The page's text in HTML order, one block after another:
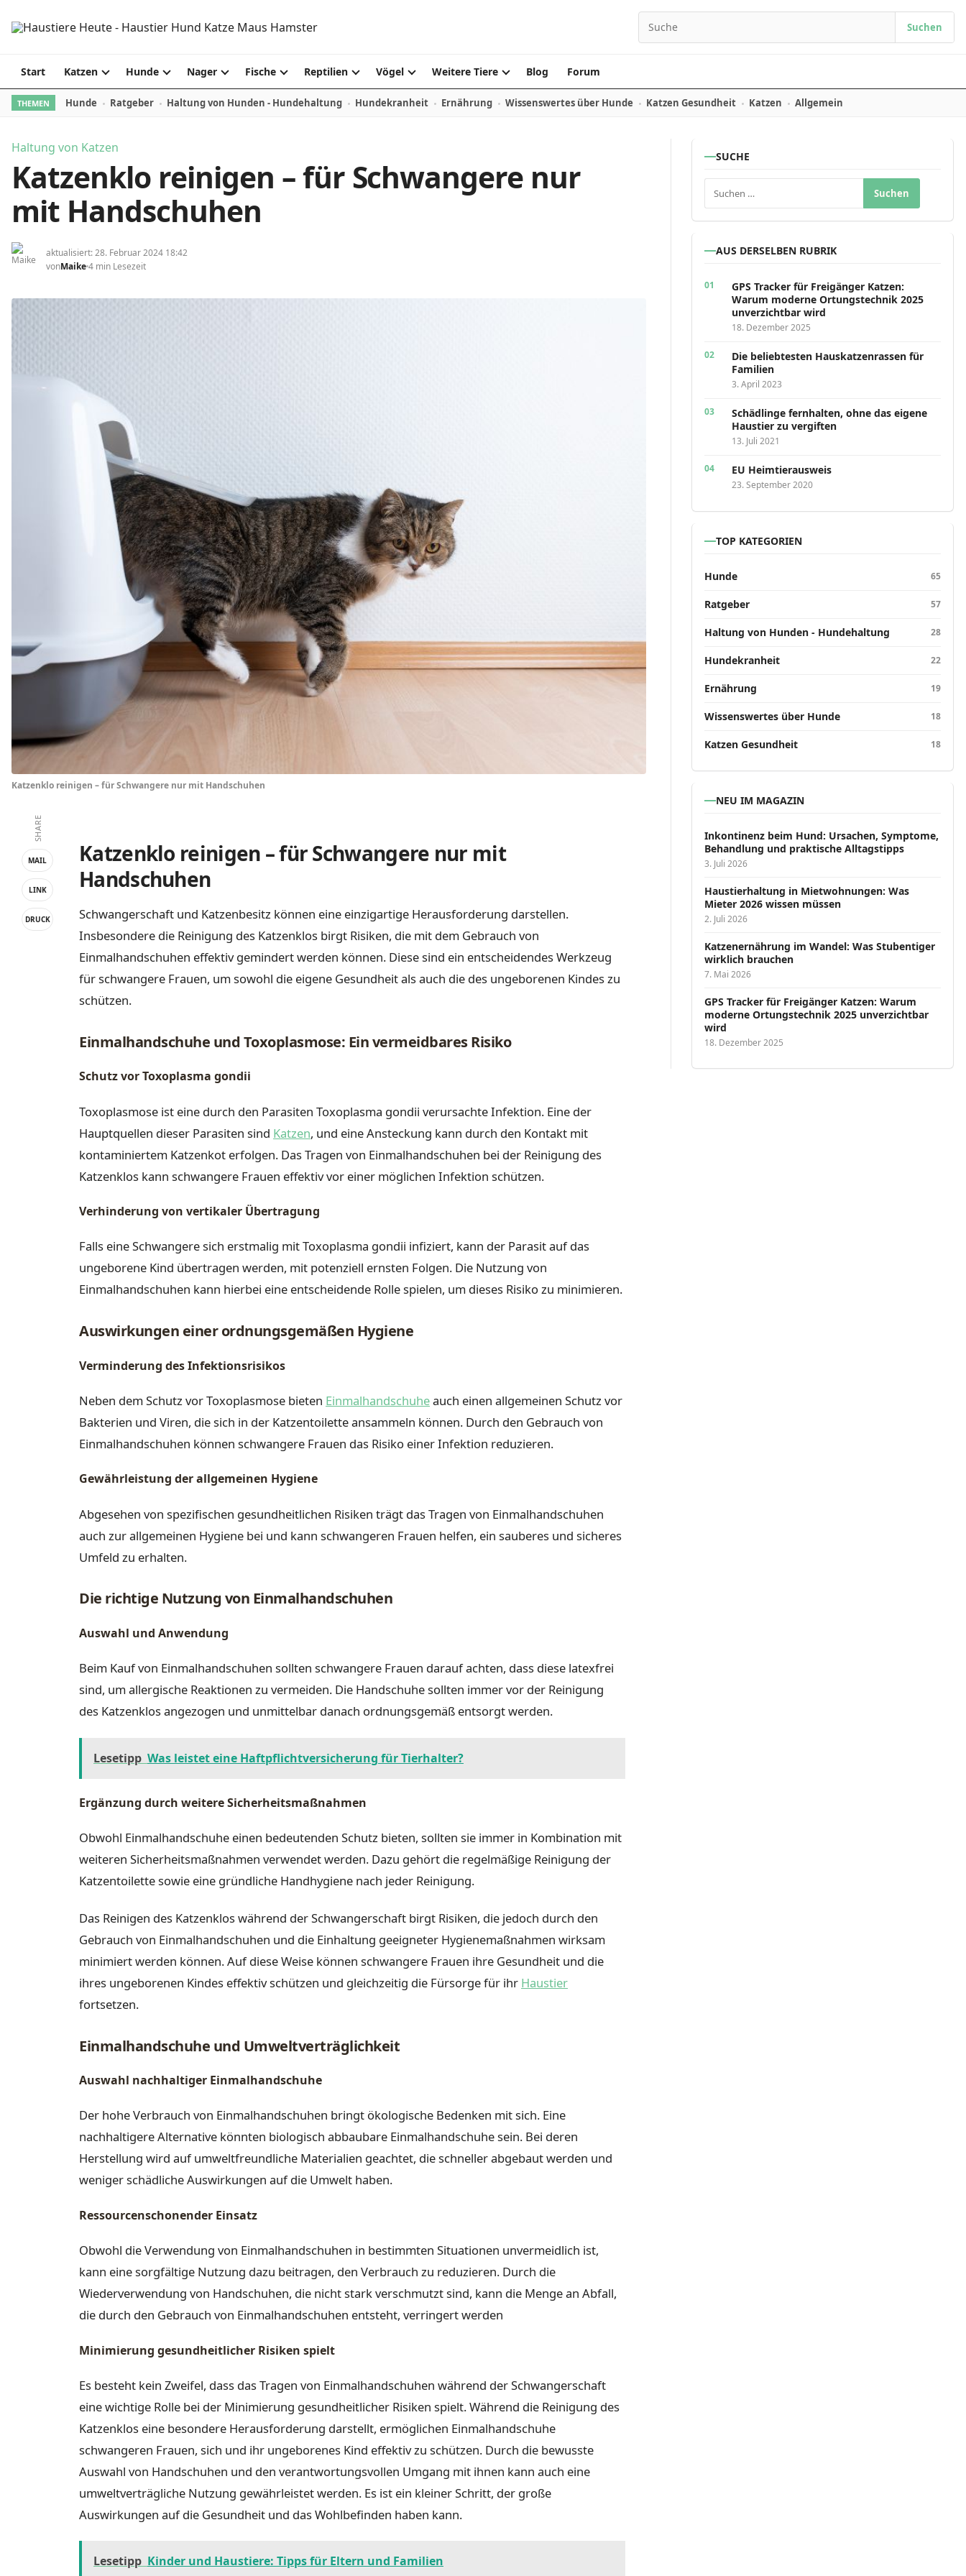
Search for:
Suchen
Start Katzen Hunde Nager Fische Reptilien Vögel Weitere Tiere Blog Forum
THEMEN Hunde Ratgeber Haltung von Hunden - Hundehaltung Hundekranheit Ernährung Wissenswertes über Hunde Katzen Gesundheit Katzen Allgemein
Haltung von Katzen
Katzenklo reinigen – für Schwangere nur
mit Handschuhen
aktualisiert: 28. Februar 2024 18:42
vonMaike4 min Lesezeit
Katzenklo reinigen – für Schwangere nur mit Handschuhen
SHARE
MAIL
LINK
DRUCK
Katzenklo reinigen – für Schwangere nur mit
Handschuhen
Schwangerschaft und Katzenbesitz können eine einzigartige Herausforderung darstellen.
Insbesondere die Reinigung des Katzenklos birgt Risiken, die mit dem Gebrauch von
Einmalhandschuhen effektiv gemindert werden können. Diese sind ein entscheidendes Werkzeug
für schwangere Frauen, um sowohl die eigene Gesundheit als auch die des ungeborenen Kindes zu
schützen.
Einmalhandschuhe und Toxoplasmose: Ein vermeidbares Risiko
Schutz vor Toxoplasma gondii
Toxoplasmose ist eine durch den Parasiten Toxoplasma gondii verursachte Infektion. Eine der
Hauptquellen dieser Parasiten sind Katzen, und eine Ansteckung kann durch den Kontakt mit
kontaminiertem Katzenkot erfolgen. Das Tragen von Einmalhandschuhen bei der Reinigung des
Katzenklos kann schwangere Frauen effektiv vor einer möglichen Infektion schützen.
Verhinderung von vertikaler Übertragung
Falls eine Schwangere sich erstmalig mit Toxoplasma gondii infiziert, kann der Parasit auf das
ungeborene Kind übertragen werden, mit potenziell ernsten Folgen. Die Nutzung von
Einmalhandschuhen kann hierbei eine entscheidende Rolle spielen, um dieses Risiko zu minimieren.
Auswirkungen einer ordnungsgemäßen Hygiene
Verminderung des Infektionsrisikos
Neben dem Schutz vor Toxoplasmose bieten Einmalhandschuheauch einen allgemeinen Schutz vor
Bakterien und Viren, die sich in der Katzentoilette ansammeln können. Durch den Gebrauch von
Einmalhandschuhen können schwangere Frauen das Risiko einer Infektion reduzieren.
Gewährleistung der allgemeinen Hygiene
Abgesehen von spezifischen gesundheitlichen Risiken trägt das Tragen von Einmalhandschuhen
auch zur allgemeinen Hygiene bei und kann schwangeren Frauen helfen, ein sauberes und sicheres
Umfeld zu erhalten.
Die richtige Nutzung von Einmalhandschuhen
Auswahl und Anwendung
Beim Kauf von Einmalhandschuhen sollten schwangere Frauen darauf achten, dass diese latexfrei
sind, um allergische Reaktionen zu vermeiden. Die Handschuhe sollten immer vor der Reinigung
des Katzenklos angezogen und unmittelbar danach ordnungsgemäß entsorgt werden.
Lesetipp Was leistet eine Haftpflichtversicherung für Tierhalter?
Ergänzung durch weitere Sicherheitsmaßnahmen
Obwohl Einmalhandschuhe einen bedeutenden Schutz bieten, sollten sie immer in Kombination mit
weiteren Sicherheitsmaßnahmen verwendet werden. Dazu gehört die regelmäßige Reinigung der
Katzentoilette sowie eine gründliche Handhygiene nach jeder Reinigung.
Das Reinigen des Katzenklos während der Schwangerschaft birgt Risiken, die jedoch durch den
Gebrauch von Einmalhandschuhen und die Einhaltung geeigneter Hygienemaßnahmen wirksam
minimiert werden können. Auf diese Weise können schwangere Frauen ihre Gesundheit und die
ihres ungeborenen Kindes effektiv schützen und gleichzeitig die Fürsorge für ihr Haustier
fortsetzen.
Einmalhandschuhe und Umweltverträglichkeit
Auswahl nachhaltiger Einmalhandschuhe
Der hohe Verbrauch von Einmalhandschuhen bringt ökologische Bedenken mit sich. Eine
nachhaltigere Alternative könnten biologisch abbaubare Einmalhandschuhe sein. Bei deren
Herstellung wird auf umweltfreundliche Materialien geachtet, die schneller abgebaut werden und
weniger schädliche Auswirkungen auf die Umwelt haben.
Ressourcenschonender Einsatz
Obwohl die Verwendung von Einmalhandschuhen in bestimmten Situationen unvermeidlich ist,
kann eine sorgfältige Nutzung dazu beitragen, den Verbrauch zu reduzieren. Durch die
Wiederverwendung von Handschuhen, die nicht stark verschmutzt sind, kann die Menge an Abfall,
die durch den Gebrauch von Einmalhandschuhen entsteht, verringert werden
Minimierung gesundheitlicher Risiken spielt
Es besteht kein Zweifel, dass das Tragen von Einmalhandschuhen während der Schwangerschaft
eine wichtige Rolle bei der Minimierung gesundheitlicher Risiken spielt. Während die Reinigung des
Katzenklos eine besondere Herausforderung darstellt, ermöglichen Einmalhandschuhe
schwangeren Frauen, sich und ihr ungeborenes Kind effektiv zu schützen. Durch die bewusste
Auswahl von Handschuhen und den verantwortungsvollen Umgang mit ihnen kann auch eine
umweltverträgliche Nutzung gewährleistet werden. Es ist ein kleiner Schritt, der große
Auswirkungen auf die Gesundheit und das Wohlbefinden haben kann.
Lesetipp Kinder und Haustiere: Tipps für Eltern und Familien
SUCHE
Suchen nach:
AUS DERSELBEN RUBRIK
GPS Tracker für Freigänger Katzen:
Warum moderne Ortungstechnik 2025
unverzichtbar wird
18. Dezember 2025
Die beliebtesten Hauskatzenrassen für
Familien
3. April 2023
Schädlinge fernhalten, ohne das eigene
Haustier zu vergiften
13. Juli 2021
EU Heimtierausweis
23. September 2020
TOP KATEGORIEN
Hunde 65
Ratgeber 57
Haltung von Hunden - Hundehaltung 28
Hundekranheit 22
Ernährung 19
Wissenswertes über Hunde 18
Katzen Gesundheit 18
NEU IM MAGAZIN
Inkontinenz beim Hund: Ursachen, Symptome,
Behandlung und praktische Alltagstipps
3. Juli 2026
Haustierhaltung in Mietwohnungen: Was
Mieter 2026 wissen müssen
2. Juli 2026
Katzenernährung im Wandel: Was Stubentiger
wirklich brauchen
7. Mai 2026
GPS Tracker für Freigänger Katzen: Warum
moderne Ortungstechnik 2025 unverzichtbar
wird
18. Dezember 2025